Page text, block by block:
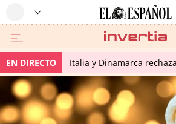
EN DIRECTO Italia y Dinamarca